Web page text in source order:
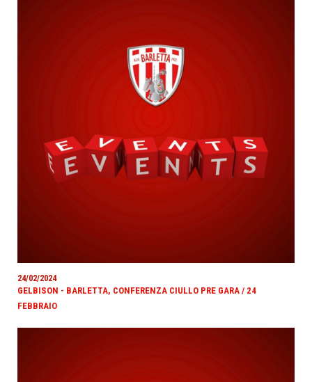
24/02/2024
GELBISON - BARLETTA, CONFERENZA CIULLO PRE GARA / 24
FEBBRAIO